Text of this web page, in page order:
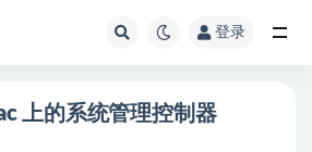
登录
上的系统管理控制器